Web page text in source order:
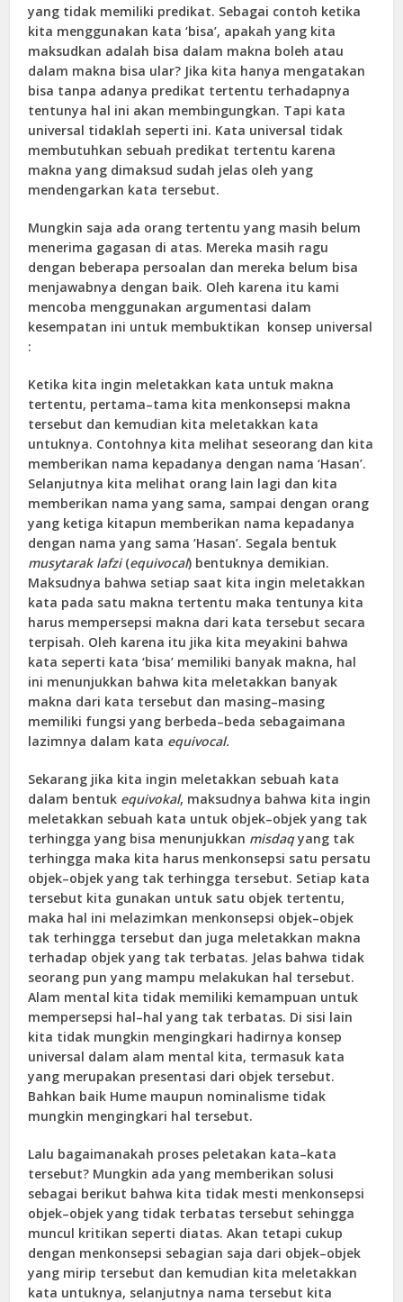
yang tidak memiliki predikat. Sebagai contoh ketika
kita menggunakan kata ‘bisa’, apakah yang kita
maksudkan adalah bisa dalam makna boleh atau
dalam makna bisa ular? Jika kita hanya mengatakan
bisa tanpa adanya predikat tertentu terhadapnya
tentunya hal ini akan membingungkan. Tapi kata
universal tidaklah seperti ini. Kata universal tidak
membutuhkan sebuah predikat tertentu karena
makna yang dimaksud sudah jelas oleh yang
mendengarkan kata tersebut.
Mungkin saja ada orang tertentu yang masih belum
menerima gagasan di atas. Mereka masih ragu
dengan beberapa persoalan dan mereka belum bisa
menjawabnya dengan baik. Oleh karena itu kami
mencoba menggunakan argumentasi dalam
kesempatan ini untuk membuktikan konsep universal
:
Ketika kita ingin meletakkan kata untuk makna
tertentu, pertama–tama kita menkonsepsi makna
tersebut dan kemudian kita meletakkan kata
untuknya. Contohnya kita melihat seseorang dan kita
memberikan nama kepadanya dengan nama ‘Hasan’.
Selanjutnya kita melihat orang lain lagi dan kita
memberikan nama yang sama, sampai dengan orang
yang ketiga kitapun memberikan nama kepadanya
dengan nama yang sama ‘Hasan’. Segala bentuk
musytarak lafzi(equivocal) bentuknya demikian.
Maksudnya bahwa setiap saat kita ingin meletakkan
kata pada satu makna tertentu maka tentunya kita
harus mempersepsi makna dari kata tersebut secara
terpisah. Oleh karena itu jika kita meyakini bahwa
kata seperti kata ‘bisa’ memiliki banyak makna, hal
ini menunjukkan bahwa kita meletakkan banyak
makna dari kata tersebut dan masing–masing
memiliki fungsi yang berbeda–beda sebagaimana
lazimnya dalam kata equivocal.
Sekarang jika kita ingin meletakkan sebuah kata
dalam bentuk equivokal, maksudnya bahwa kita ingin
meletakkan sebuah kata untuk objek–objek yang tak
terhingga yang bisa menunjukkan misdaqyang tak
terhingga maka kita harus menkonsepsi satu persatu
objek–objek yang tak terhingga tersebut. Setiap kata
tersebut kita gunakan untuk satu objek tertentu,
maka hal ini melazimkan menkonsepsi objek–objek
tak terhingga tersebut dan juga meletakkan makna
terhadap objek yang tak terbatas. Jelas bahwa tidak
seorang pun yang mampu melakukan hal tersebut.
Alam mental kita tidak memiliki kemampuan untuk
mempersepsi hal–hal yang tak terbatas. Di sisi lain
kita tidak mungkin mengingkari hadirnya konsep
universal dalam alam mental kita, termasuk kata
yang merupakan presentasi dari objek tersebut.
Bahkan baik Hume maupun nominalisme tidak
mungkin mengingkari hal tersebut.
Lalu bagaimanakah proses peletakan kata–kata
tersebut? Mungkin ada yang memberikan solusi
sebagai berikut bahwa kita tidak mesti menkonsepsi
objek–objek yang tidak terbatas tersebut sehingga
muncul kritikan seperti diatas. Akan tetapi cukup
dengan menkonsepsi sebagian saja dari objek–objek
yang mirip tersebut dan kemudian kita meletakkan
kata untuknya, selanjutnya nama tersebut kita